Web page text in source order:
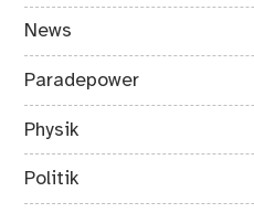
News
Paradepower
Physik
Politik